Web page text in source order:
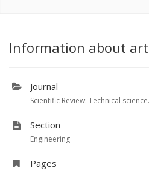
Information about
Journal
Scientific Review. Technical
Section
Engineering
Pages